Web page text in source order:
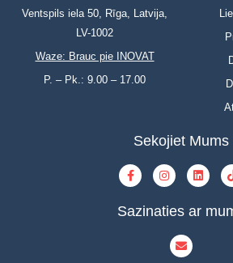
Ventspils iela 50, Rīga, Latvija,
LV-1002
Waze: Brauc pie INOVAT
P. – Pk.: 9.00 – 17.00
Sekojiet Mums
Sazinaties ar